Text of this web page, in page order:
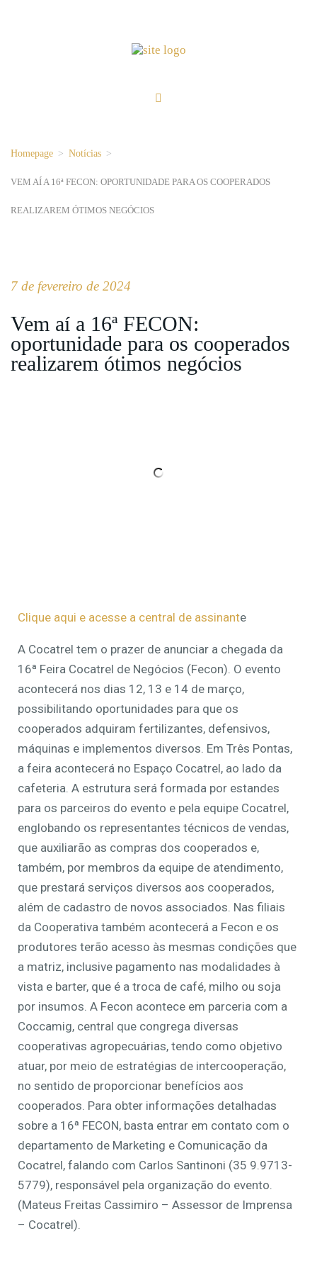
Homepage > Notícias >
VEM AÍ A 16ª FECON: OPORTUNIDADE PARA OS COOPERADOS
REALIZAREM ÓTIMOS NEGÓCIOS
7 de fevereiro de 2024
Vem aí a 16ª FECON:
oportunidade para os cooperados
realizarem ótimos negócios
Clique aqui e acesse a central de assinante
A Cocatrel tem o prazer de anunciar a chegada da
16ª Feira Cocatrel de Negócios (Fecon). O evento
acontecerá nos dias 12, 13 e 14 de março,
possibilitando oportunidades para que os
cooperados adquiram fertilizantes, defensivos,
máquinas e implementos diversos. Em Três Pontas,
a feira acontecerá no Espaço Cocatrel, ao lado da
cafeteria. A estrutura será formada por estandes
para os parceiros do evento e pela equipe Cocatrel,
englobando os representantes técnicos de vendas,
que auxiliarão as compras dos cooperados e,
também, por membros da equipe de atendimento,
que prestará serviços diversos aos cooperados,
além de cadastro de novos associados. Nas filiais
da Cooperativa também acontecerá a Fecon e os
produtores terão acesso às mesmas condições que
a matriz, inclusive pagamento nas modalidades à
vista e barter, que é a troca de café, milho ou soja
por insumos. A Fecon acontece em parceria com a
Coccamig, central que congrega diversas
cooperativas agropecuárias, tendo como objetivo
atuar, por meio de estratégias de intercooperação,
no sentido de proporcionar benefícios aos
cooperados. Para obter informações detalhadas
sobre a 16ª FECON, basta entrar em contato com o
departamento de Marketing e Comunicação da
Cocatrel, falando com Carlos Santinoni (35 9.9713-
5779), responsável pela organização do evento.
(Mateus Freitas Cassimiro – Assessor de Imprensa
– Cocatrel).